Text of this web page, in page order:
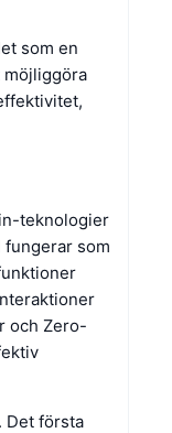
som en
möjliggöra
teknologier
som
och Zero-
Det första